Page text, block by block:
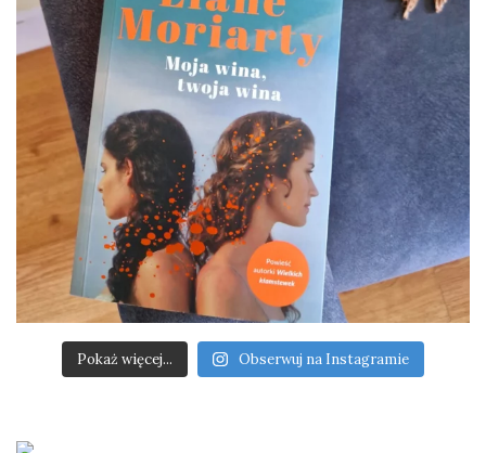
Pokaż więcej... Obserwuj na Instagramie